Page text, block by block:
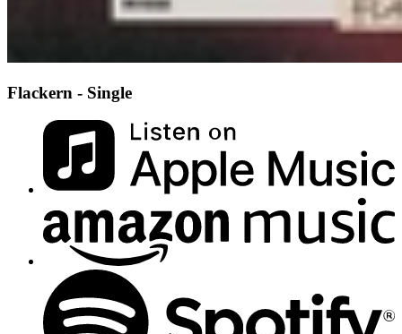
Flackern - Single